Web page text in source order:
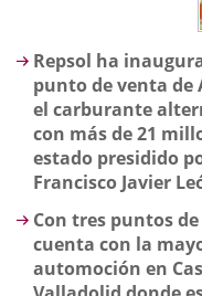
Descripción
Repsol ha
punto de venta de
el carburante
con más de 21
estado presidido
Francisco Javier
Con tres puntos
cuenta con la
automoción en